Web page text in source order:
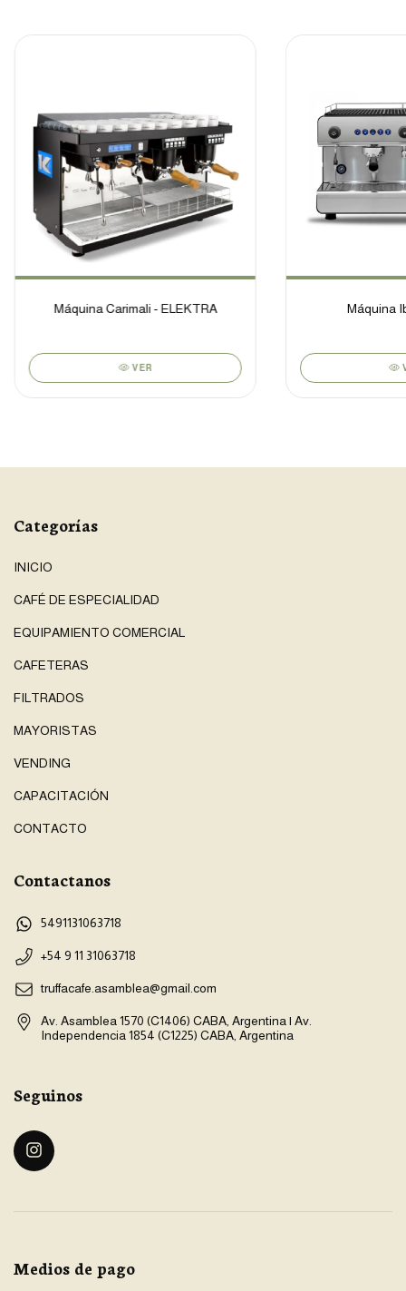
Máquina Carimali - ELEKTRA
VER
Máquina
Categorías
INICIO
CAFÉ DE ESPECIALIDAD
EQUIPAMIENTO COMERCIAL
CAFETERAS
FILTRADOS
MAYORISTAS
VENDING
CAPACITACIÓN
CONTACTO
Contactanos
5491131063718
+54 9 11 31063718
truffacafe.asamblea@gmail.com
Av. Asamblea 1570 (C1406) CABA, Argentina | Av.
Independencia 1854 (C1225) CABA, Argentina
Seguinos
Medios de pago